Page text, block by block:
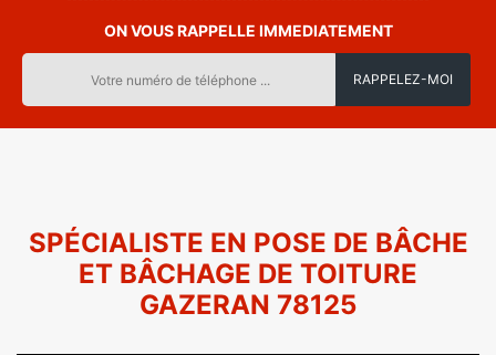
ON VOUS RAPPELLE IMMEDIATEMENT
SPÉCIALISTE EN POSE DE BÂCHE
ET BÂCHAGE DE TOITURE
GAZERAN 78125